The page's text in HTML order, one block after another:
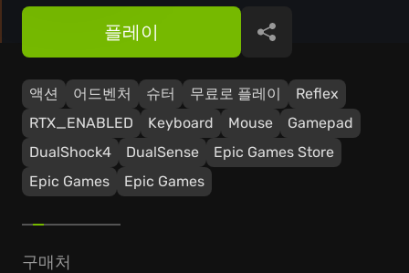
액션 어드벤처 슈터 무료로 플레이
Reflex
RTX_ENABLED
Keyboard Mouse
Gamepad
DualShock4
DualSense
Epic Games Store
Epic Games
Epic Games
플레이 공유
구매처